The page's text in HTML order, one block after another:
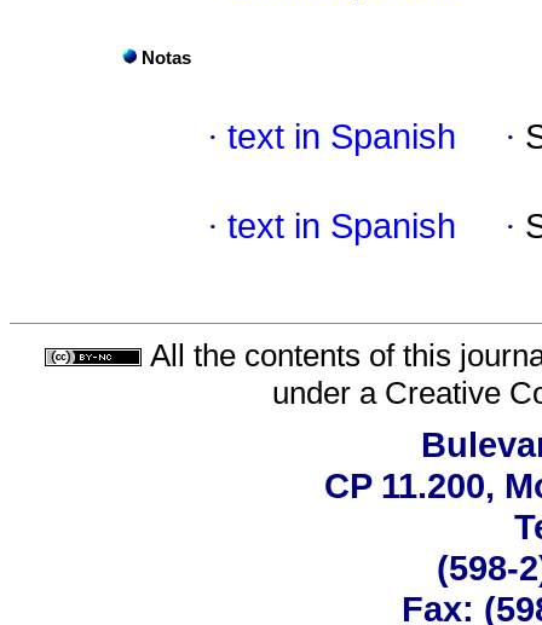
Notas
· text in Spanish ·
· text in Spanish ·
All the contents of this
under a Creative
CP 11.200,
(598-
Fax: